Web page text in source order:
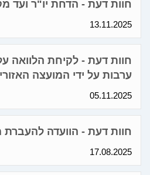
חוות דעת - הדחת יו"ר ועד
13.11.2025
חוות דעת - לקיחת הלוואה
ערבות על ידי המועצה
05.11.2025
חוות דעת - הוועדה להעברת
17.08.2025